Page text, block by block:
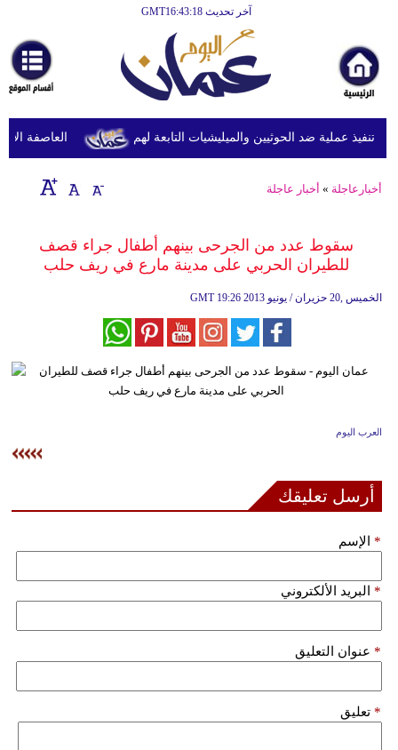
آخر تحديث GMT16:43:18
أخبارعاجلة
رياضة
ثقافة
إقتصاد
وموسيقى
سياحة
ديكور
مرأة
وتكنولوجيا
العاصفة عملية ضد الحوثيين والميليشيات التابعة لهم
أخبارعاجلة » أخبار عاجلة
سقوط عدد من الجرحى بينهم أطفال جراء قصف
للطيران الحربي على مدينة مارع في ريف حلب
GMT 19:26 2013 الخميس ,20 حزيران / يونيو
العرب اليوم
أرسل تعليقك
الإسم *
البريد الألكتروني *
عنوان التعليق *
تعليق *